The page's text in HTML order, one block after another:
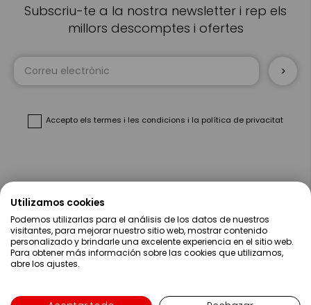
Subscriu-te a la nostra newsletter i rep els
millors descomptes i ofertes
Accepto els termes i les condicions i la política de privacitat
Sobre Nosaltres
Ajuda
Compres
Contacte
Utilizamos cookies
Podemos utilizarlas para el análisis de los datos de nuestros
visitantes, para mejorar nuestro sitio web, mostrar contenido
personalizado y brindarle una excelente experiencia en el sitio web.
Para obtener más información sobre las cookies que utilizamos,
abre los ajustes.